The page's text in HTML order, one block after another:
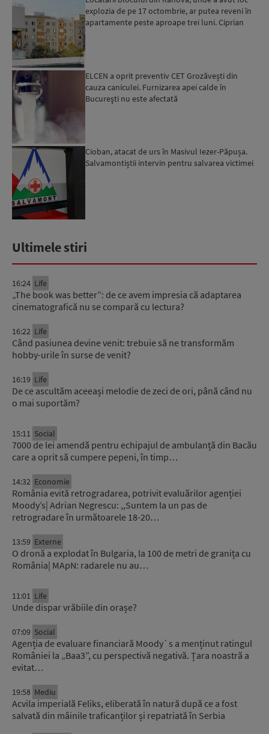
explozia de pe 17 octombrie, ar putea reveni în
apartamente peste aproape trei luni. Ciprian
ELCEN a oprit preventiv CET Grozăvești din
cauza caniculei. Furnizarea apei calde în
Bucureşti nu este afectată
Cioban, atacat de urs în Masivul Iezer-Păpușa.
Salvamontiștii intervin pentru salvarea victimei
Ultimele stiri
16:24 Life
„The book was better”: de ce avem impresia că adaptarea
cinematografică nu se compară cu lectura?
16:22 Life
Când pasiunea devine venit: trebuie să ne transformăm
hobby-urile în surse de venit?
16:19 Life
De ce ascultăm aceeași melodie de zeci de ori, până când nu
o mai suportăm?
15:11 Social
7000 de lei amendă pentru echipajul de ambulanță din Bacău
care a oprit să cumpere pepeni, în timp…
14:32 Economie
România evită retrogradarea, potrivit evaluărilor agenției
Moody’s| Adrian Negrescu: ,,Suntem la un pas de
retrogradare în următoarele 18-20…
13:59 Externe
O dronă a explodat în Bulgaria, la 100 de metri de granița cu
România| MApN: radarele nu au…
11:01 Life
Unde dispar vrăbiile din orașe?
07:09 Social
Agenția de evaluare financiară Moody`s a menținut ratingul
României la „Baa3”, cu perspectivă negativă. Țara noastră a
evitat…
19:58 Mediu
Acvila imperială Feliks, eliberată în natură după ce a fost
salvată din mâinile traficanților și repatriată în Serbia